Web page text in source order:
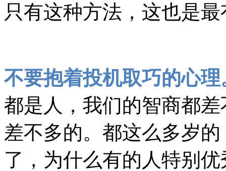
只有这种方法，这也是
不要抱着投机取巧的心理
都是人，我们的智商都
差不多的。都这么多岁
了，为什么有的人特别